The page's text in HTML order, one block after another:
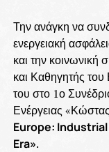
Την ανάγκη να
ενεργειακή
και την
και Καθηγητής
του στο 1ο
Ενέργειας
Europe:
Era».